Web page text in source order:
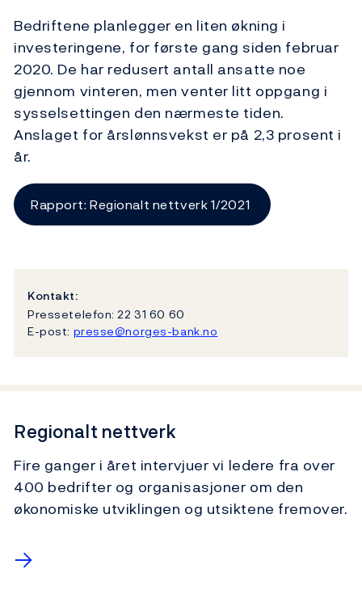
Bedriftene planlegger en liten økning i
investeringene, for første gang siden februar
2020. De har redusert antall ansatte noe
gjennom vinteren, men venter litt oppgang i
sysselsettingen den nærmeste tiden.
Anslaget for årslønnsvekst er på 2,3 prosent i
år.
Rapport: Regionalt nettverk 1/2021
Kontakt:
Pressetelefon: 22 31 60 60
E-post: presse@norges-bank.no
Regionalt nettverk
Fire ganger i året intervjuer vi ledere fra over
400 bedrifter og organisasjoner om den
økonomiske utviklingen og utsiktene fremover.
→